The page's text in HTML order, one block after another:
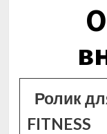
Ролик
FITNESS